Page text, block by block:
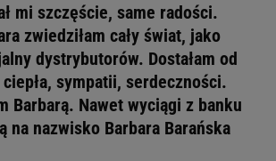
mi szczęście, same radości.
zwiedziłam cały świat, jako
dystrybutorów. Dostałam od
sympatii, serdeczności.
Barbarą. Nawet wyciągi z banku
na nazwisko Barbara Barańska